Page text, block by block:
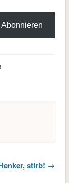
Abonnieren
stirb! →